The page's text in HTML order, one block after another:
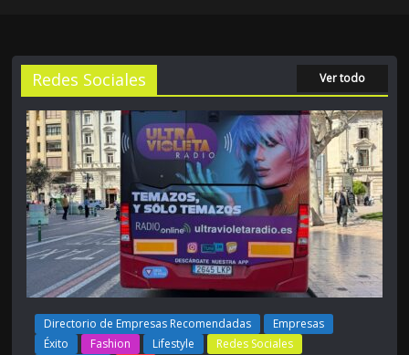
Redes Sociales Ver todo
Directorio de Empresas Recomendadas
Empresas
Éxito
Fashion Lifestyle
Redes Sociales